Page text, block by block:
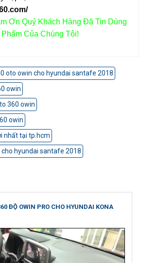
Ơn Quý Khách Hàng Đã Tin Dùng
Phẩm Của Chúng Tôi!
oto owin cho hyundai santafe 2018
owin
360 owin
owin
nhất tại tp.hcm
hyundai santafe 2018
ĐỘ OWIN PRO CHO HYUNDAI KONA